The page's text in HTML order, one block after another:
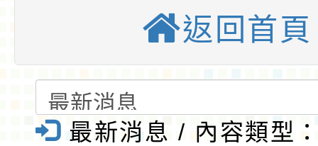
教案甄選實施
園大埔國小全球
桃園優質
返回首頁
最新消息 / 內容類型